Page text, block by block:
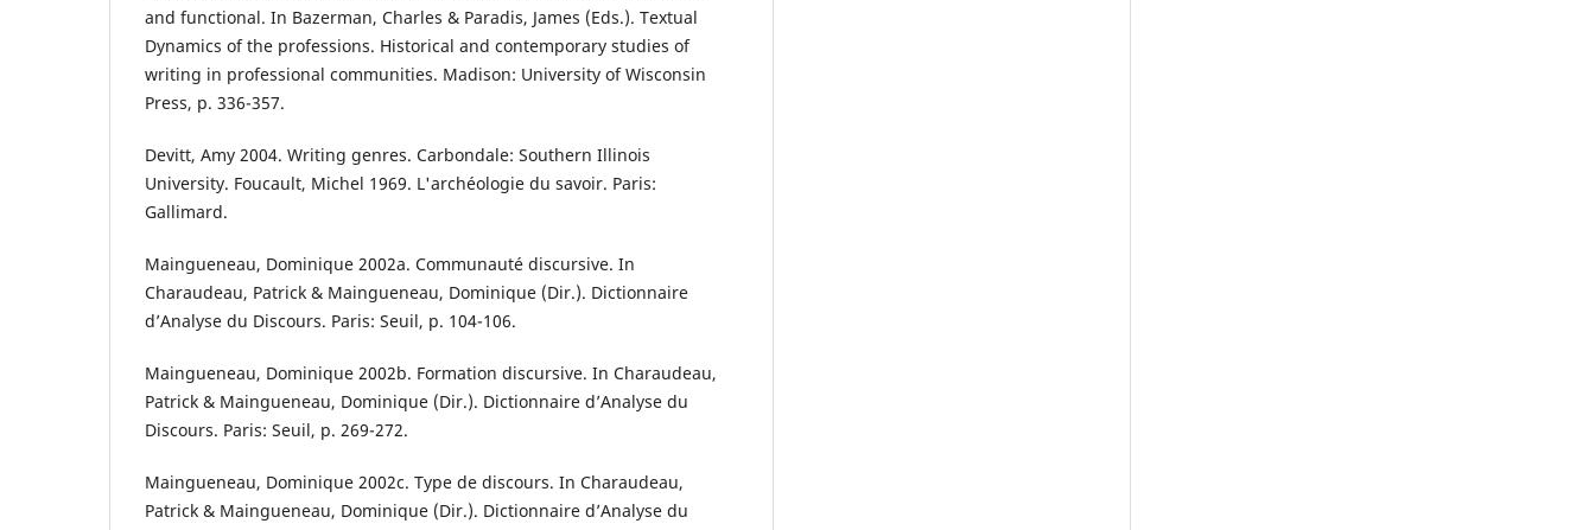
and functional. In Bazerman, Charles & Paradis, James (Eds.). Textual
Dynamics of the professions. Historical and contemporary studies of
writing in professional communities. Madison: University of Wisconsin
Press, p. 336-357.
Devitt, Amy 2004. Writing genres. Carbondale: Southern Illinois
University. Foucault, Michel 1969. L'archéologie du savoir. Paris:
Gallimard.
Maingueneau, Dominique 2002a. Communauté discursive. In
Charaudeau, Patrick & Maingueneau, Dominique (Dir.). Dictionnaire
d’Analyse du Discours. Paris: Seuil, p. 104-106.
Maingueneau, Dominique 2002b. Formation discursive. In Charaudeau,
Patrick & Maingueneau, Dominique (Dir.). Dictionnaire d’Analyse du
Discours. Paris: Seuil, p. 269-272.
Maingueneau, Dominique 2002c. Type de discours. In Charaudeau,
Patrick & Maingueneau, Dominique (Dir.). Dictionnaire d’Analyse du